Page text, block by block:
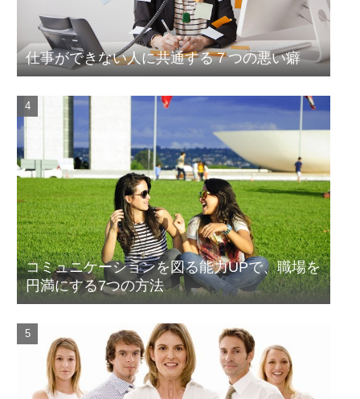
仕事ができない人に共通する７つの悪い癖
コミュニケーションを図る能力UPで、職場を
円満にする7つの方法